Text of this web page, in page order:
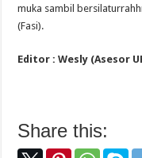
muka sambil
(Fasi).
Editor : Wesly (Asesor
Share this: